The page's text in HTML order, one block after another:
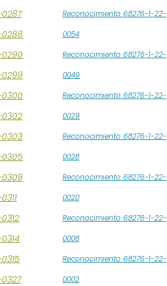
0288
0299
0305
0309
Reconocimiento 68276-1-22-
0054
Reconocimiento 68276-1-22-
0049
Reconocimiento 68276-1-22-
0029
Reconocimiento 68276-1-22-
0028
Reconocimiento 68276-1-22-
0020
Reconocimiento 68276-1-22-
0008
Reconocimiento 68276-1-22-
0002